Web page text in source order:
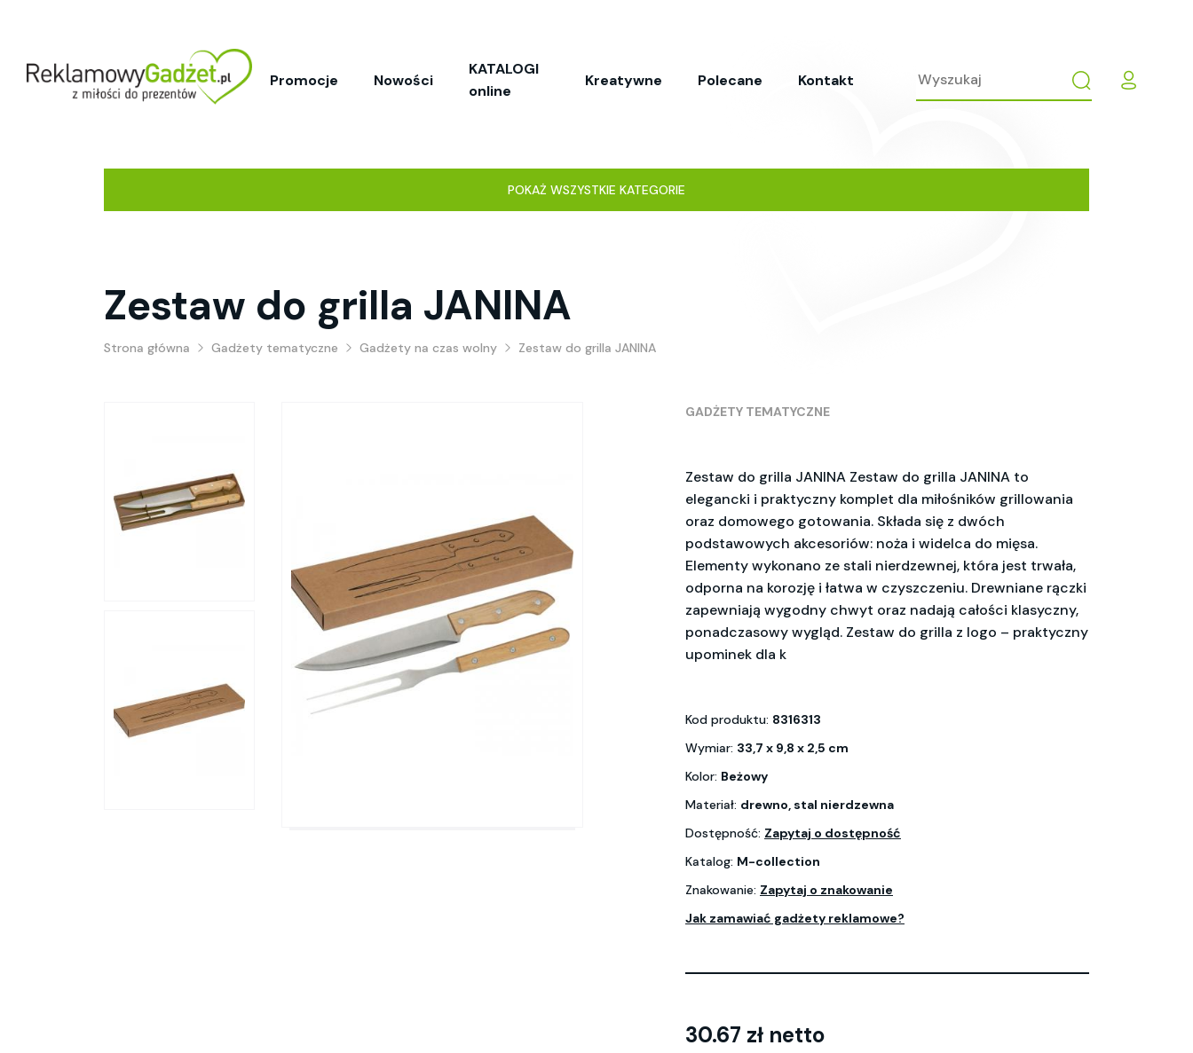
Promocje Nowości
KATALOGI
online
Kreatywne Polecane Kontakt
POKAŻ WSZYSTKIE KATEGORIE
Zestaw do grilla JANINA
Strona główna Gadżety tematyczne Gadżety na czas wolny Zestaw do grilla JANINA
GADŻETY TEMATYCZNE
Zestaw do grilla JANINA Zestaw do grilla JANINA to
elegancki i praktyczny komplet dla miłośników grillowania
oraz domowego gotowania. Składa się z dwóch
podstawowych akcesoriów: noża i widelca do mięsa.
Elementy wykonano ze stali nierdzewnej, która jest trwała,
odporna na korozję i łatwa w czyszczeniu. Drewniane rączki
zapewniają wygodny chwyt oraz nadają całości klasyczny,
ponadczasowy wygląd. Zestaw do grilla z logo – praktyczny
upominek dla k
Kod produktu: 8316313
Wymiar: 33,7 x 9,8 x 2,5 cm
Kolor: Beżowy
Materiał: drewno, stal nierdzewna
Dostępność: Zapytaj o dostępność
Katalog: M-collection
Znakowanie: Zapytaj o znakowanie
Jak zamawiać gadżety reklamowe?
30.67 zł netto